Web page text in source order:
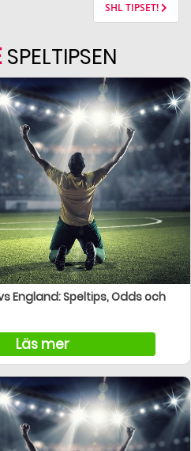
SHL TIPSET!
SPELTIPSEN
England: Speltips, Odds och
Läs mer